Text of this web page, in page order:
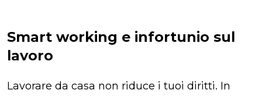
Smart working e infortunio sul
lavoro
Lavorare da casa non riduce i tuoi diritti. In